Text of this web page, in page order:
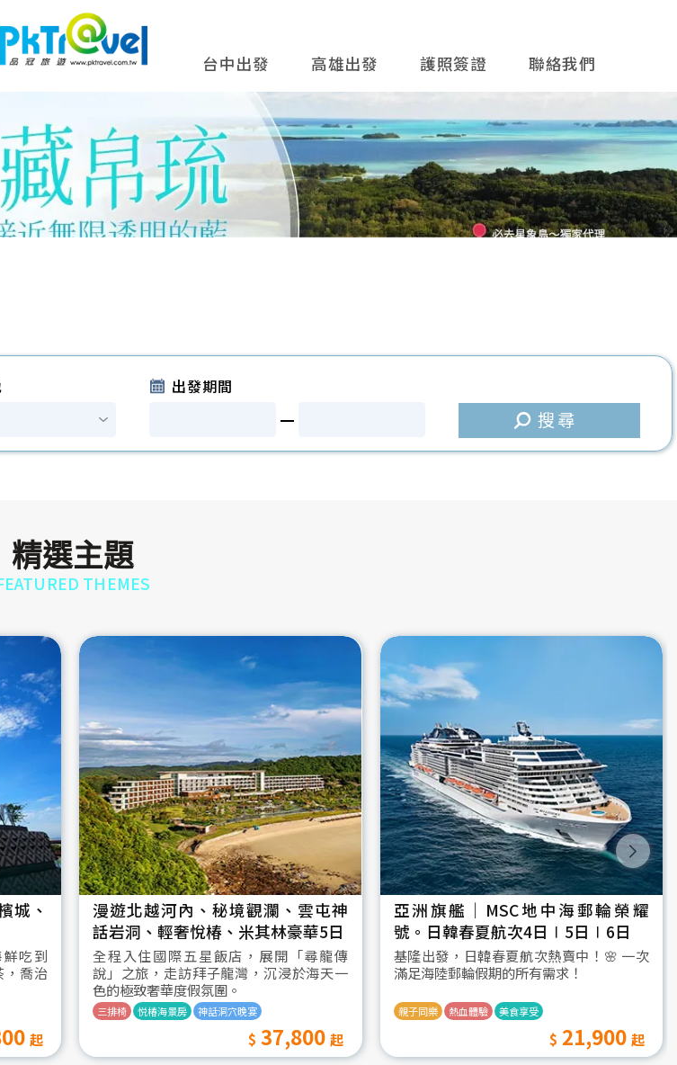
台中出發 高雄出發 護照簽證 聯絡我們
往後
出發期間
精選主題
THEMES
城、
吃到
，喬治
漫遊北越河內、秘境觀瀾、雲屯神
話岩洞、輕奢悅椿、米其林豪華5日
全程入住國際五星飯店，展開「尋龍傳
說」之旅，走訪拜子龍灣，沉浸於海天一
色的極致奢華度假氛圍。
三排椅 悦椿海景房 神話洞穴晚宴
37,800
亞洲旗艦｜MSC地中海郵輪榮耀
號。日韓春夏航次4日∣5日∣6日
基隆出發，日韓春夏航次熱賣中！🌸 一次
滿足海陸郵輪假期的所有需求！
親子同樂 熱血體驗 美食享受
21,900